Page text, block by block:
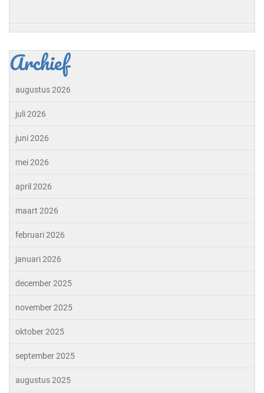
Archief
augustus 2026
juli 2026
juni 2026
mei 2026
april 2026
maart 2026
februari 2026
januari 2026
december 2025
november 2025
oktober 2025
september 2025
augustus 2025